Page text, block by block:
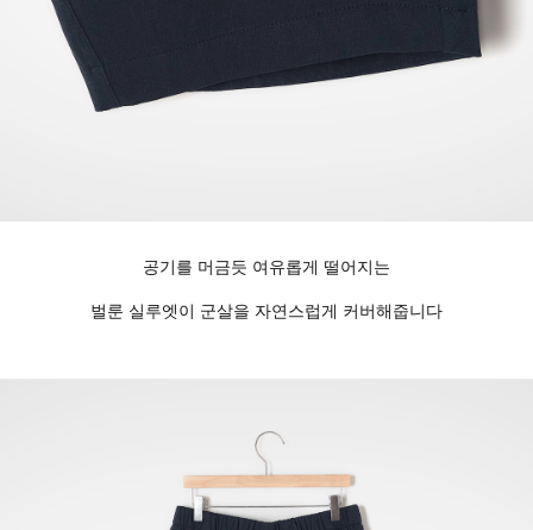
공기를 머금듯 여유롭게 떨어지는
벌룬 실루엣이 군살을 자연스럽게 커버해줍니다